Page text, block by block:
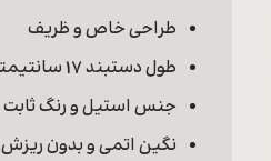
طراحی خاص و ظریف
طول دستبند 17 سانتیمتر
جنس استیل و رنگ ثابت
نگین اتمی و بدون ریزش